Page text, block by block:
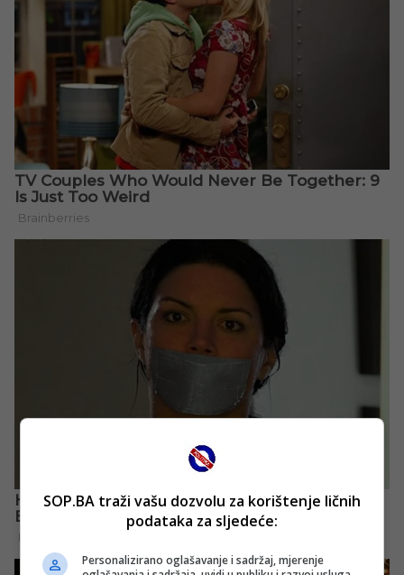
SOP.BA traži vašu dozvolu za korištenje ličnih
podataka za sljedeće:
Personalizirano oglašavanje i sadržaj, mjerenje